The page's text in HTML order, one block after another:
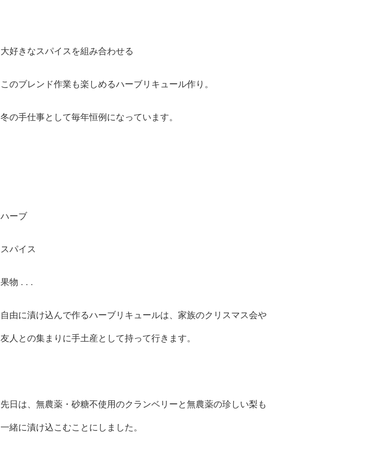
大好きなスパイスを組み合わせる
このブレンド作業も楽しめるハーブリキュール作り。
冬の手仕事として毎年恒例になっています。
ハーブ
スパイス
果物 . . .
自由に漬け込んで作るハーブリキュールは、家族のクリスマス会や
友人との集まりに手土産として持って行きます。
先日は、無農薬・砂糖不使用のクランベリーと無農薬の珍しい梨も
一緒に漬け込こむことにしました。